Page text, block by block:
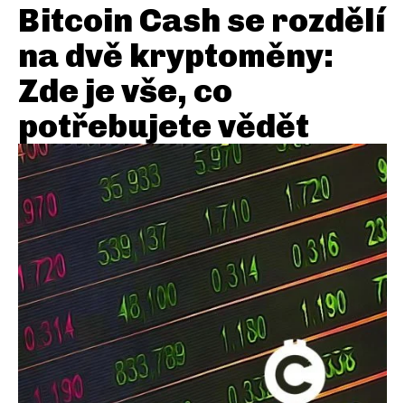
Bitcoin Cash se rozdělí
na dvě kryptoměny:
Zde je vše, co
potřebujete vědět